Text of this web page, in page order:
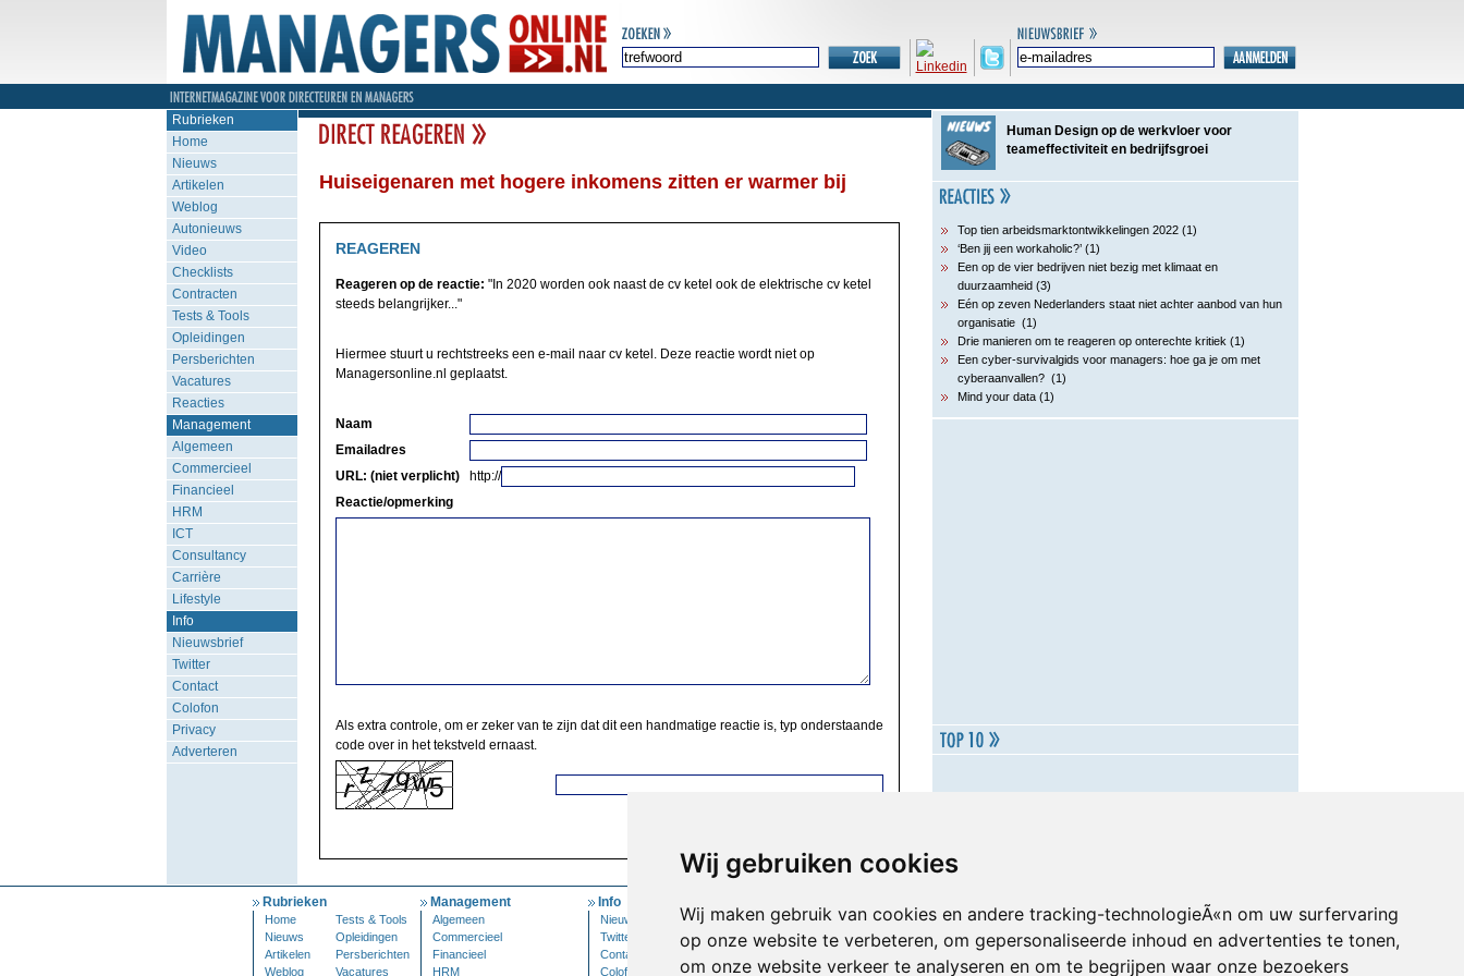
Wij gebruiken cookies
Wij maken gebruik van cookies en andere tracking-technologieÃ«n om uw surfervaring
op onze website te verbeteren, om gepersonaliseerde inhoud en advertenties te tonen,
om onze website verkeer te analyseren en om te begrijpen waar onze bezoekers
Rubrieken
Home
Nieuws
Artikelen
Weblog
Autonieuws
Video
Checklists
Contracten
Tests & Tools
Opleidingen
Persberichten
Vacatures
Reacties
Management
Algemeen
Commercieel
Financieel
HRM
ICT
Consultancy
Carrière
Lifestyle
Info
Nieuwsbrief
Twitter
Contact
Colofon
Privacy
Adverteren
Huiseigenaren met hogere inkomens zitten er warmer bij
REAGEREN
Reageren op de reactie: "In 2020 worden ook naast de cv ketel ook de elektrische cv ketel
steeds belangrijker..."
Hiermee stuurt u rechtstreeks een e-mail naar cv ketel. Deze reactie wordt niet op
Managersonline.nl geplaatst.
Naam
Emailadres
URL: (niet verplicht)
http://
Reactie/opmerking
Als extra controle, om er zeker van te zijn dat dit een handmatige reactie is, typ onderstaande
code over in het tekstveld ernaast.
Human Design op de werkvloer voor
teameffectiviteit en bedrijfsgroei
Top tien arbeidsmarktontwikkelingen 2022 (1)
‘Ben jij een workaholic?’ (1)
Een op de vier bedrijven niet bezig met klimaat en
duurzaamheid (3)
Eén op zeven Nederlanders staat niet achter aanbod van hun
organisatie (1)
Drie manieren om te reageren op onterechte kritiek (1)
Een cyber-survivalgids voor managers: hoe ga je om met
cyberaanvallen? (1)
Mind your data (1)
Rubrieken
Home
Tests & Tools
Nieuws
Opleidingen
Artikelen
Persberichten
Weblog
Vacatures
Management
Algemeen
Commercieel
Financieel
HRM
Info
Nieuwsbrief
Twitter
Contact
Colofon
Inloggen